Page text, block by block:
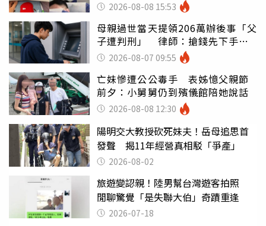
別亂喝
2026-08-08 15:53
母親過世當天提領206萬辦後事「父
子遭判刑」 律師：搶錢先下手是
罪 2026-08-07 09:55
亡妹慘遭公公毒手 表姊憶父親節
前夕：小舅舅仍到殯儀館陪她說話
2026-08-08 12:30
陽明交大教授砍死妹夫！岳母追思首
發聲 揭11年經營真相駁「爭產」
2026-08-02
旅遊變認親！陸男幫台灣遊客拍照
閒聊驚覺「是失聯大伯」奇蹟重逢
2026-07-18